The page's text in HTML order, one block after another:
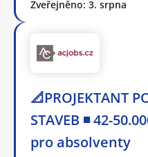
Zveřejněno: 3. srpna
📐PROJEKTANT
STAVEB ◾ 42-
pro absolventy